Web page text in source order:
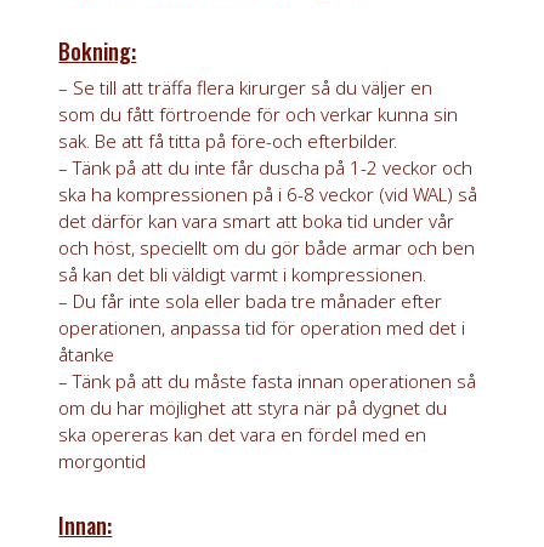
Bokning:
– Se till att träffa flera kirurger så du väljer en
som du fått förtroende för och verkar kunna sin
sak. Be att få titta på före-och efterbilder.
–Tänk på att du inte får duscha på 1-2 veckor och
ska ha kompressionen på i 6-8 veckor (vid WAL) så
det därför kan vara smart att boka tid under vår
och höst, speciellt om du gör både armar och ben
så kan det bli väldigt varmt i kompressionen.
– Du får inte sola eller bada tre månader efter
operationen, anpassa tid för operation med det i
åtanke
– Tänk på att du måste fasta innan operationen så
om du har möjlighet att styra när på dygnet du
ska opereras kan det vara en fördel med en
morgontid
Innan: